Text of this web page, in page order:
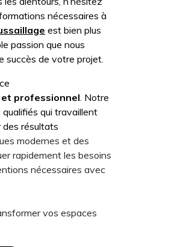
nécessaires à
est bien plus
passion que nous
succès de votre projet.
professionnel . Notre
qui travaillent
des résultats
modernes et des
rapidement les besoins
nécessaires avec
vos espaces